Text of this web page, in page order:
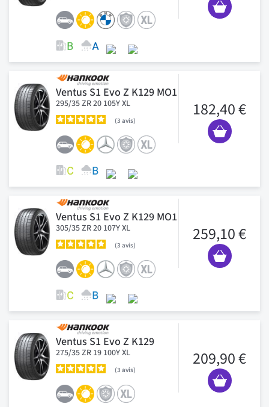
Ventus S1 Evo Z K129 MO1
295/35 ZR 20 105Y XL
3 avis
182,40 €
Ventus S1 Evo Z K129 MO1
305/35 ZR 20 107Y XL
3 avis
259,10 €
Ventus S1 Evo Z K129
275/35 ZR 19 100Y XL
3 avis
209,90 €